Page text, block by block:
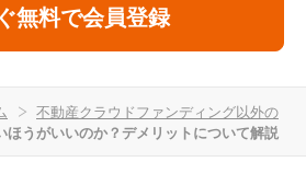
無料で会員登録
> 不動産クラウドファンディング以外の
ほうがいいのか？デメリットについて解説